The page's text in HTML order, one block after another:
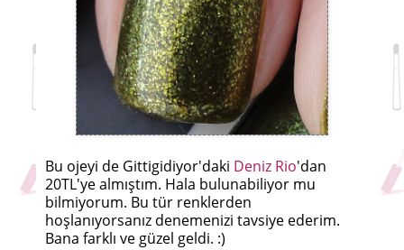
Bu ojeyi de Gittigidiyor'daki Deniz Rio'dan
20TL'ye almıştım. Hala bulunabiliyor mu
bilmiyorum. Bu tür renklerden
hoşlanıyorsanız denemenizi tavsiye ederim.
Bana farklı ve güzel geldi. :)